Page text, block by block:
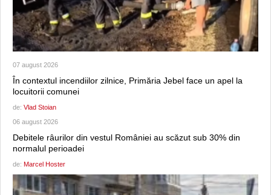
07 august 2026
În contextul incendiilor zilnice, Primăria Jebel face un apel la
locuitorii comunei
de: Vlad Stoian
06 august 2026
Debitele râurilor din vestul României au scăzut sub 30% din
normalul perioadei
de: Marcel Hoster